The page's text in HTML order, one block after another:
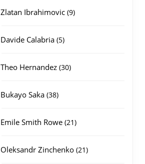
Zlatan Ibrahimovic 99
Davide Calabria 55
Theo Hernandez 3030
Bukayo Saka 3838
Emile Smith Rowe 2121
Oleksandr Zinchenko 2121